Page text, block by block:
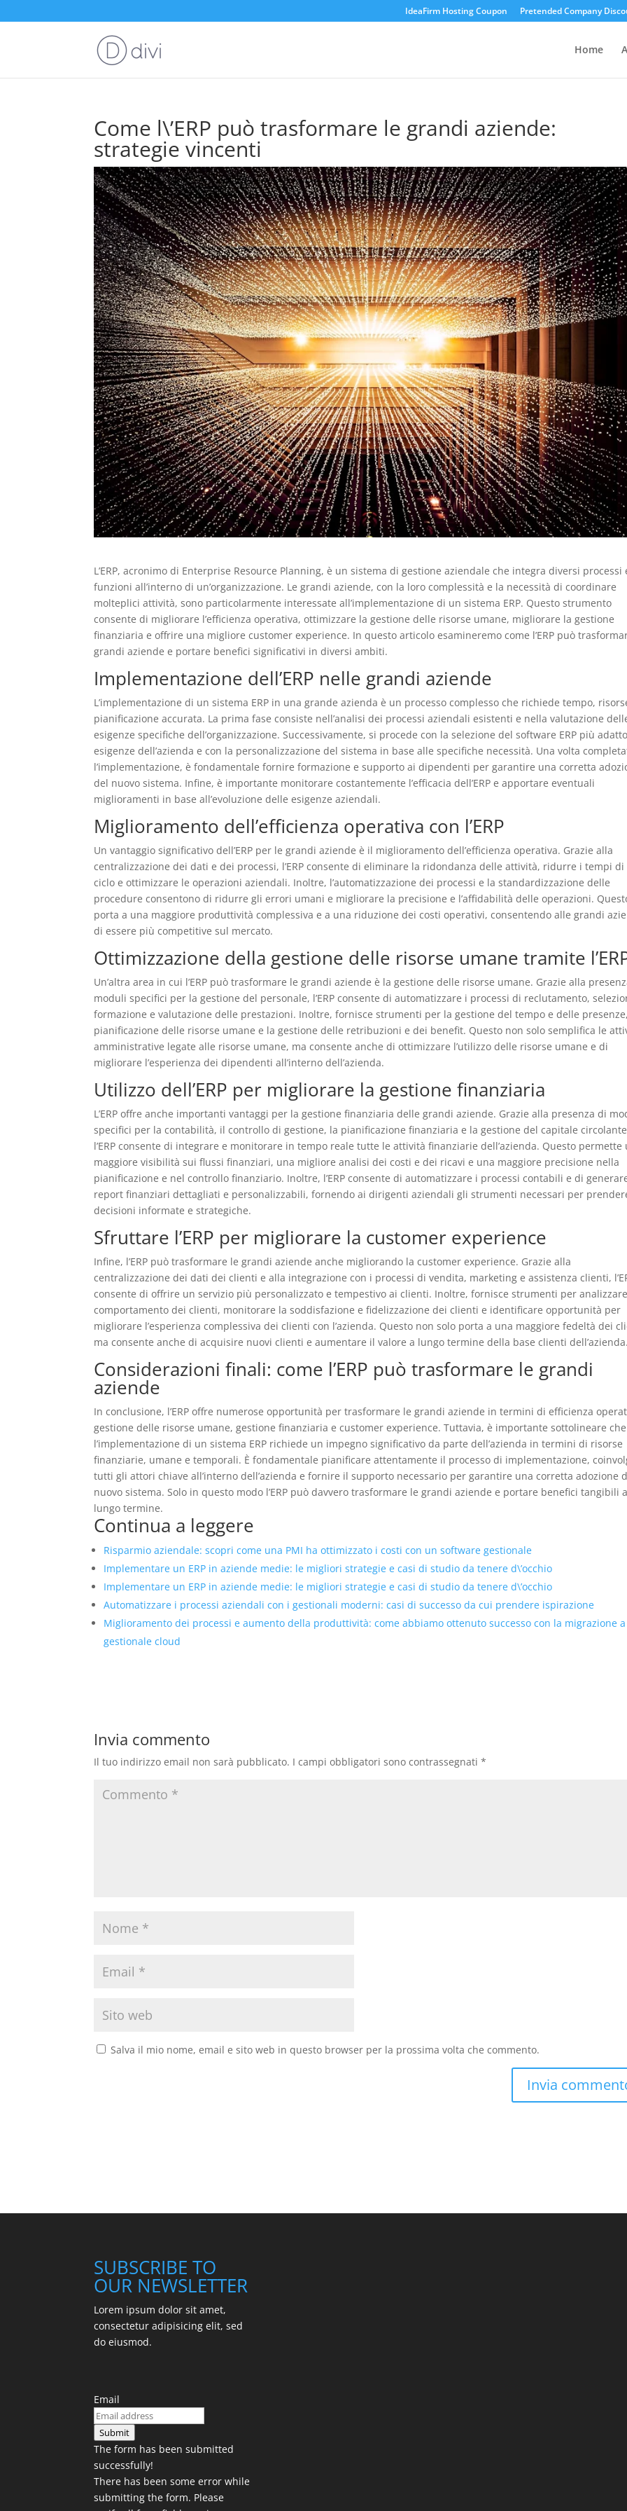
IdeaFirm Hosting Coupon Pretended Company
Home
Come l\’ERP può trasformare le grandi aziende:
strategie vincenti
L’ERP, acronimo di Enterprise Resource Planning, è un sistema di gestione aziendale che integra diversi processi
funzioni all’interno di un’organizzazione. Le grandi aziende, con la loro complessità e la necessità di coordinare
molteplici attività, sono particolarmente interessate all’implementazione di un sistema ERP. Questo strumento
consente di migliorare l’efficienza operativa, ottimizzare la gestione delle risorse umane, migliorare la gestione
finanziaria e offrire una migliore customer experience. In questo articolo esamineremo come l’ERP può
grandi aziende e portare benefici significativi in diversi ambiti.
Implementazione dell’ERP nelle grandi aziende
L’implementazione di un sistema ERP in una grande azienda è un processo complesso che richiede tempo,
pianificazione accurata. La prima fase consiste nell’analisi dei processi aziendali esistenti e nella valutazione
esigenze specifiche dell’organizzazione. Successivamente, si procede con la selezione del software ERP più
esigenze dell’azienda e con la personalizzazione del sistema in base alle specifiche necessità. Una volta
l’implementazione, è fondamentale fornire formazione e supporto ai dipendenti per garantire una corretta
del nuovo sistema. Infine, è importante monitorare costantemente l’efficacia dell’ERP e apportare eventuali
miglioramenti in base all’evoluzione delle esigenze aziendali.
Miglioramento dell’efficienza operativa con l’ERP
Un vantaggio significativo dell’ERP per le grandi aziende è il miglioramento dell’efficienza operativa. Grazie alla
centralizzazione dei dati e dei processi, l’ERP consente di eliminare la ridondanza delle attività, ridurre i tempi di
ciclo e ottimizzare le operazioni aziendali. Inoltre, l’automatizzazione dei processi e la standardizzazione delle
procedure consentono di ridurre gli errori umani e migliorare la precisione e l’affidabilità delle operazioni.
porta a una maggiore produttività complessiva e a una riduzione dei costi operativi, consentendo alle grandi
di essere più competitive sul mercato.
Ottimizzazione della gestione delle risorse umane tramite
Un’altra area in cui l’ERP può trasformare le grandi aziende è la gestione delle risorse umane. Grazie alla
moduli specifici per la gestione del personale, l’ERP consente di automatizzare i processi di reclutamento,
formazione e valutazione delle prestazioni. Inoltre, fornisce strumenti per la gestione del tempo e delle
pianificazione delle risorse umane e la gestione delle retribuzioni e dei benefit. Questo non solo semplifica le
amministrative legate alle risorse umane, ma consente anche di ottimizzare l’utilizzo delle risorse umane e di
migliorare l’esperienza dei dipendenti all’interno dell’azienda.
Utilizzo dell’ERP per migliorare la gestione finanziaria
L’ERP offre anche importanti vantaggi per la gestione finanziaria delle grandi aziende. Grazie alla presenza di
specifici per la contabilità, il controllo di gestione, la pianificazione finanziaria e la gestione del capitale
l’ERP consente di integrare e monitorare in tempo reale tutte le attività finanziarie dell’azienda. Questo permette
maggiore visibilità sui flussi finanziari, una migliore analisi dei costi e dei ricavi e una maggiore precisione nella
pianificazione e nel controllo finanziario. Inoltre, l’ERP consente di automatizzare i processi contabili e di
report finanziari dettagliati e personalizzabili, fornendo ai dirigenti aziendali gli strumenti necessari per
decisioni informate e strategiche.
Sfruttare l’ERP per migliorare la customer experience
Infine, l’ERP può trasformare le grandi aziende anche migliorando la customer experience. Grazie alla
centralizzazione dei dati dei clienti e alla integrazione con i processi di vendita, marketing e assistenza clienti,
consente di offrire un servizio più personalizzato e tempestivo ai clienti. Inoltre, fornisce strumenti per
comportamento dei clienti, monitorare la soddisfazione e fidelizzazione dei clienti e identificare opportunità per
migliorare l’esperienza complessiva dei clienti con l’azienda. Questo non solo porta a una maggiore fedeltà dei
ma consente anche di acquisire nuovi clienti e aumentare il valore a lungo termine della base clienti
Considerazioni finali: come l’ERP può trasformare le grandi
aziende
In conclusione, l’ERP offre numerose opportunità per trasformare le grandi aziende in termini di efficienza
gestione delle risorse umane, gestione finanziaria e customer experience. Tuttavia, è importante sottolineare che
l’implementazione di un sistema ERP richiede un impegno significativo da parte dell’azienda in termini di risorse
finanziarie, umane e temporali. È fondamentale pianificare attentamente il processo di implementazione,
tutti gli attori chiave all’interno dell’azienda e fornire il supporto necessario per garantire una corretta adozione
nuovo sistema. Solo in questo modo l’ERP può davvero trasformare le grandi aziende e portare benefici tangibili
lungo termine.
Continua a leggere
Risparmio aziendale: scopri come una PMI ha ottimizzato i costi con un software gestionale
Implementare un ERP in aziende medie: le migliori strategie e casi di studio da tenere d\’occhio
Implementare un ERP in aziende medie: le migliori strategie e casi di studio da tenere d\’occhio
Automatizzare i processi aziendali con i gestionali moderni: casi di successo da cui prendere ispirazione
Miglioramento dei processi e aumento della produttività: come abbiamo ottenuto successo con la migrazione
gestionale cloud
Invia commento
Il tuo indirizzo email non sarà pubblicato. I campi obbligatori sono contrassegnati*
Salva il mio nome, email e sito web in questo browser per la prossima volta che commento.
SUBSCRIBE TO
OUR NEWSLETTER
Lorem ipsum dolor sit amet,
consectetur adipisicing elit, sed
do eiusmod.
Email
Submit
The form has been submitted
successfully!
There has been some error while
submitting the form. Please